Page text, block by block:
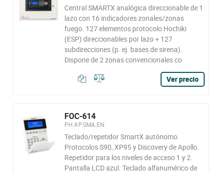
Central SMARTX analógica direccionable de 1
lazo con 16 indicadores zonales/zonas
fuego. 127 elementos protocolo Hochiki
(ESP) direccionables por lazo + 127
subdirecciones (p. ej. bases de sirena).
Dispone de 2 zonas convencionales co
Ver precio
FOC-614
PH.KP.SMA.EN
Teclado/repetidor SmartX autónomo.
Protocolos S90, XP95 y Discovery de Apollo.
Repetidor para los niveles de acceso 1 y 2.
Pantalla LCD azul. Teclado alfanumérico de